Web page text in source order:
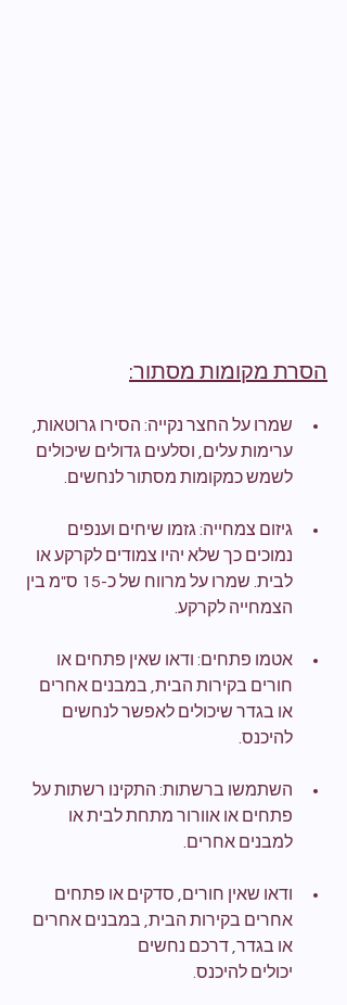
הסרת מקומות מסתור:
שמרו על החצר נקייה: הסירו גרוטאות,
ערימות עלים, וסלעים גדולים שיכולים
לשמש כמקומות מסתור לנחשים.
גיזום צמחייה: גזמו שיחים וענפים
נמוכים כך שלא יהיו צמודים לקרקע או
לבית. שמרו על מרווח של כ-15 ס"מ בין
הצמחייה לקרקע.
אטמו פתחים: ודאו שאין פתחים או
חורים בקירות הבית, במבנים אחרים
או בגדר שיכולים לאפשר לנחשים
להיכנס.
השתמשו ברשתות: התקינו רשתות על
פתחים או אוורור מתחת לבית או
למבנים אחרים.
ודאו שאין חורים, סדקים או פתחים
אחרים בקירות הבית, במבנים אחרים
או בגדר, דרכם נחשים
יכולים להיכנס.